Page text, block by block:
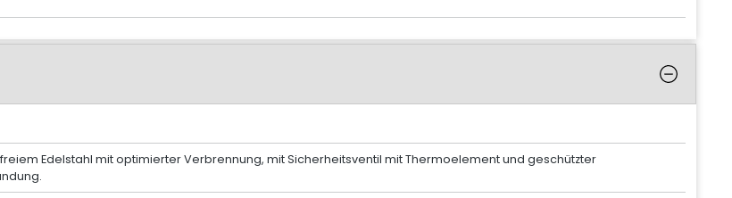
Edelstahl mit optimierter Verbrennung, mit Sicherheitsventil mit Thermoelement und geschützter